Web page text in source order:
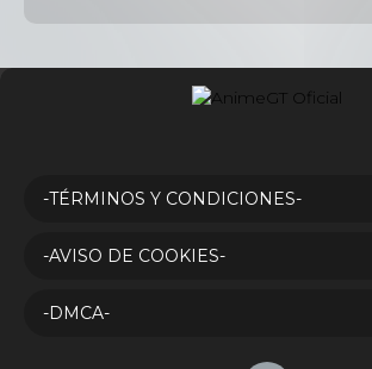
-TÉRMINOS Y CONDICIONES-
-AVISO DE COOKIES-
-DMCA-